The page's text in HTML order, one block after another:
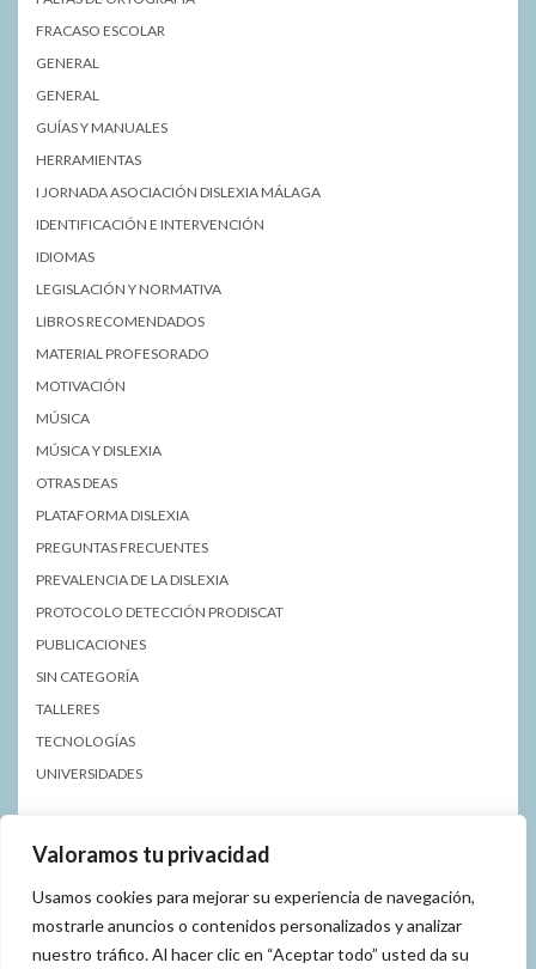
Valoramos tu privacidad
Usamos cookies para mejorar su experiencia de navegación,
mostrarle anuncios o contenidos personalizados y analizar
nuestro tráfico. Al hacer clic en “Aceptar todo” usted da su
FRACASO ESCOLAR
GENERAL
GENERAL
GUÍAS Y MANUALES
HERRAMIENTAS
I JORNADA ASOCIACIÓN DISLEXIA MÁLAGA
IDENTIFICACIÓN E INTERVENCIÓN
IDIOMAS
LEGISLACIÓN Y NORMATIVA
LIBROS RECOMENDADOS
MATERIAL PROFESORADO
MOTIVACIÓN
MÚSICA
MÚSICA Y DISLEXIA
OTRAS DEAS
PLATAFORMA DISLEXIA
PREGUNTAS FRECUENTES
PREVALENCIA DE LA DISLEXIA
PROTOCOLO DETECCIÓN PRODISCAT
PUBLICACIONES
SIN CATEGORÍA
TALLERES
TECNOLOGÍAS
UNIVERSIDADES
POLÍTICA DE PRIVACIDAD AVISO LEGAL